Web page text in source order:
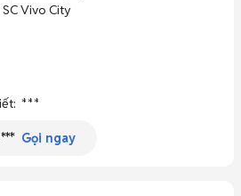
SC Vivo City
***
Gọi ngay